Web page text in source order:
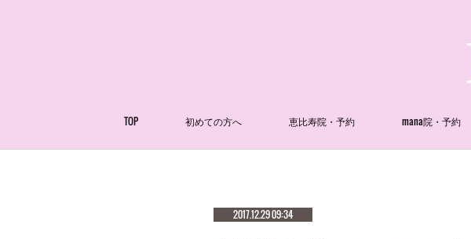
TOP 初めての方へ 恵比寿院・予約 mana院・予約
2017.12.29 09:34